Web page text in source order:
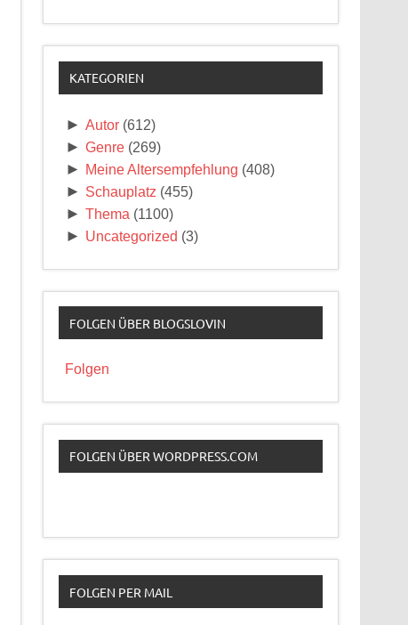
KATEGORIEN
► Autor (612)
► Genre (269)
► Meine Altersempfehlung (408)
► Schauplatz (455)
► Thema (1100)
► Uncategorized (3)
FOLGEN ÜBER BLOGSLOVIN
Folgen
FOLGEN ÜBER WORDPRESS.COM
FOLGEN PER MAIL